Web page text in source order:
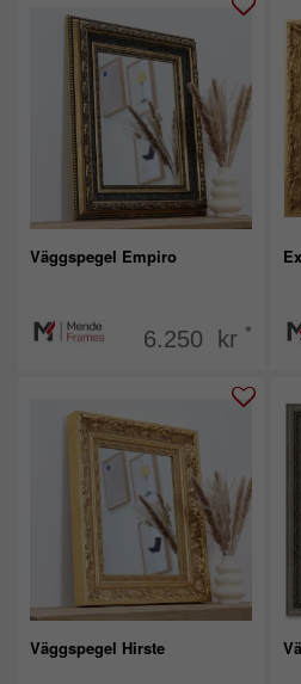
Väggspegel Empiro
6.250 kr *
Väggspegel Hirste